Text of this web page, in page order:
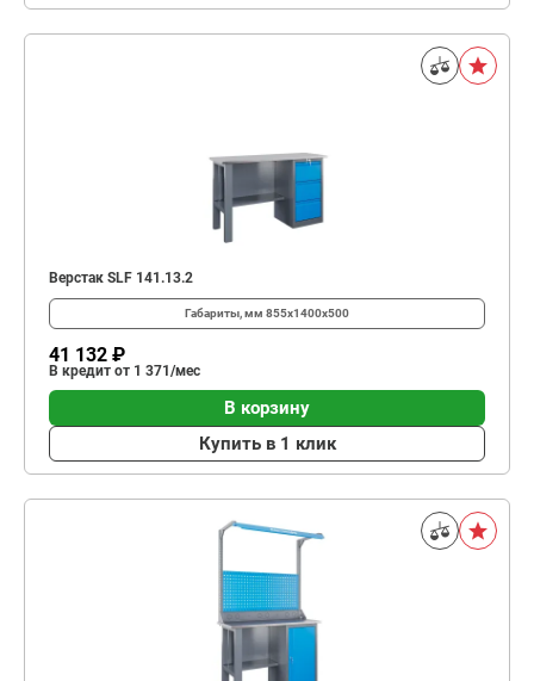
Верстак SLF 141.13.2
Габариты, мм 855x1400x500
41 132 ₽
В кредит от 1 371/мес
В корзину
Купить в 1 клик